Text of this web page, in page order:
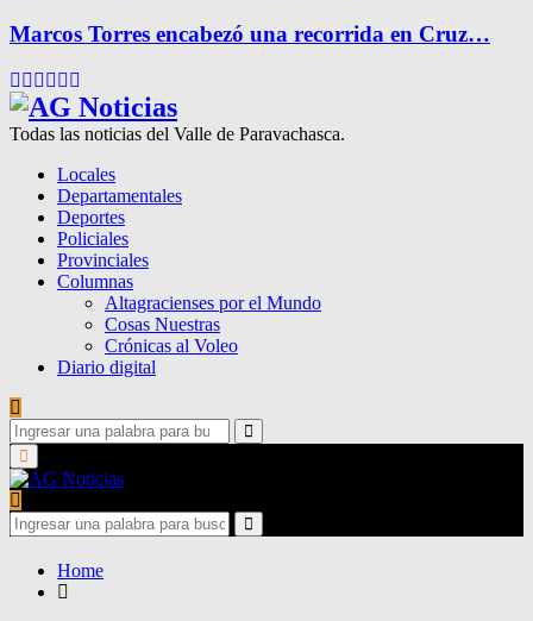
Marcos Torres encabezó una recorrida en Cruz…
Facebook
Twitter
Instagram
Pinterest
Google
Todas las noticias del Valle de Paravachasca.
Locales
Departamentales
Deportes
Policiales
Provinciales
Columnas
Altagracienses por el Mundo
Cosas Nuestras
Crónicas al Voleo
Diario digital
Search
for:
Search
Primary
Menu
Search
for:
Search
Home